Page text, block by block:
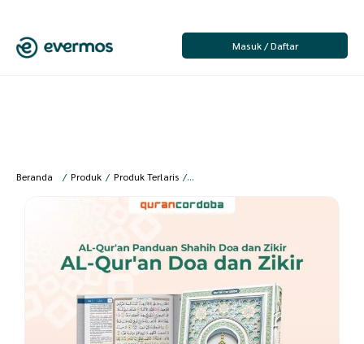
Masuk / Daftar
Beranda / Produk / Produk Terlaris / Cordoba – Al Quran Doa dan Zikir A5